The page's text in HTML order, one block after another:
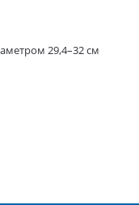
29,4–32 см